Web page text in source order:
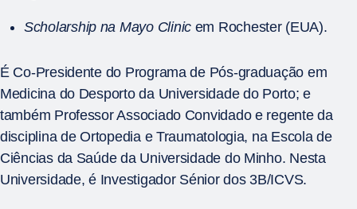
Scholarship na Mayo Clinicem Rochester (EUA).
É Co-Presidente do Programa de Pós-graduação em
Medicina do Desporto da Universidade do Porto; e
também Professor Associado Convidado e regente da
disciplina de Ortopedia e Traumatologia, na Escola de
Ciências da Saúde da Universidade do Minho. Nesta
Universidade, é Investigador Sénior dos 3B/ICVS.